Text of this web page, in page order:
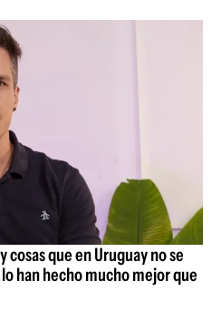
que en Uruguay no se
han hecho mucho mejor que